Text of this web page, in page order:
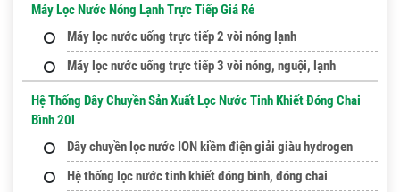
Máy Lọc Nước Nóng Lạnh Trực Tiếp Giá Rẻ
Máy lọc nước uống trực tiếp 2 vòi nóng lạnh
Máy lọc nước uống trực tiếp 3 vòi nóng, nguội, lạnh
Hệ Thống Dây Chuyền Sản Xuất Lọc Nước Tinh Khiết Đóng Chai
Bình 20l
Dây chuyền lọc nước ION kiềm điện giải giàu hydrogen
Hệ thống lọc nước tinh khiết đóng bình, đóng chai